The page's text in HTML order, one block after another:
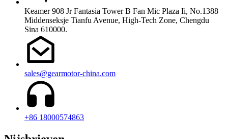
Keamer 908 Jr Fantasia Tower B Fan Mic Plaza Ii, No.1388
Middenseksje Tianfu Avenue, High-Tech Zone, Chengdu
Sina 610000.
sales@gearmotor-china.com
+86 18000574863